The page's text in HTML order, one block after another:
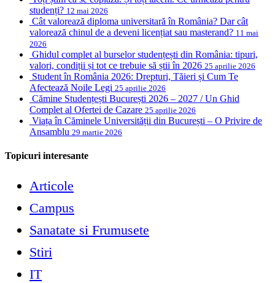
studenți? 12 mai 2026
Cât valorează diploma universitară în România? Dar cât
valorează chinul de a deveni licențiat sau masterand? 11 mai
2026
Ghidul complet al burselor studențești din România: tipuri,
valori, condiții și tot ce trebuie să știi în 2026 25 aprilie 2026
Student în România 2026: Drepturi, Tăieri și Cum Te
Afectează Noile Legi 25 aprilie 2026
Cămine Studențești București 2026 – 2027 / Un Ghid
Complet al Ofertei de Cazare 25 aprilie 2026
Viața în Căminele Universității din București – O Privire de
Ansamblu 29 martie 2026
Topicuri interesante
Articole
Campus
Sanatate si Frumusete
Stiri
IT